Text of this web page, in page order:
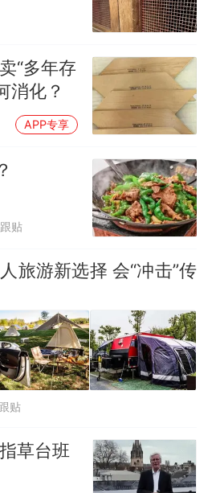
，游客
“多年存
消化？
APP专享
贴
旅游新选择 会“冲击”传
贴
草台班